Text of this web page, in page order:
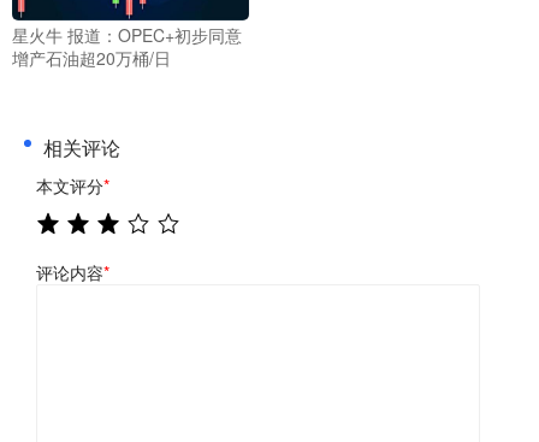
星火牛 报道：OPEC+初步同意
增产石油超20万桶/日
相关评论
本文评分*
评论内容*